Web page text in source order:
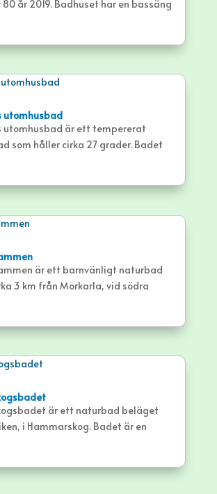
år 2019. Badhuset har en bassäng
utomhusbad
utomhusbad är ett tempererat
som håller cirka 27 grader. Badet
ungdomsdel samt en
är ett barnvänligt naturbad
3 km från Morkarla, vid södra
Badet erbjuder
är ett naturbad beläget
i Hammarskog. Badet är en
barnvänlig bad med sandstrand,